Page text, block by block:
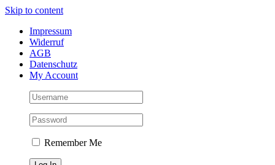
Skip to content
Impressum
Widerruf
AGB
Datenschutz
My Account
Remember Me